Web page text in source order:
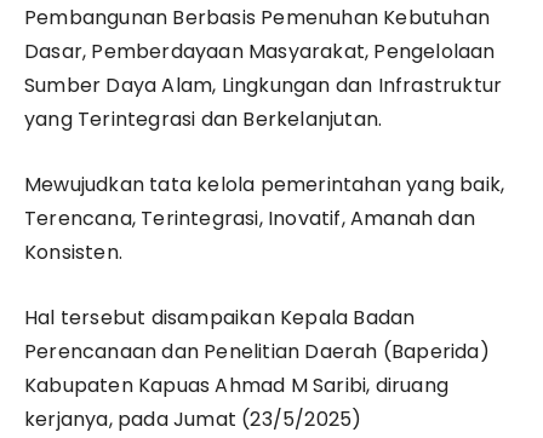
Pembangunan Berbasis Pemenuhan Kebutuhan
Dasar, Pemberdayaan Masyarakat, Pengelolaan
Sumber Daya Alam, Lingkungan dan Infrastruktur
yang Terintegrasi dan Berkelanjutan.
Mewujudkan tata kelola pemerintahan yang baik,
Terencana, Terintegrasi, Inovatif, Amanah dan
Konsisten.
Hal tersebut disampaikan Kepala Badan
Perencanaan dan Penelitian Daerah (Baperida)
Kabupaten Kapuas Ahmad M Saribi, diruang
kerjanya, pada Jumat (23/5/2025)